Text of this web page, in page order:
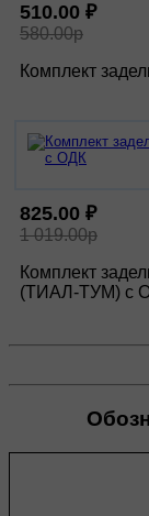
510.00 ₽
580.00р
Комплект
825.00 ₽
1 019.00р
Комплект
(ТИАЛ-ТУМ) с